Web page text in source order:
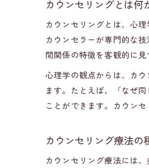
カウンセリングとは
カウンセリングとは、心
カウンセラーが専門的な
間関係の特徴を客観的に見
心理学の観点からは、カ
ます。たとえば、「なぜ
ことができます。カウン
カウンセリング療法
カウンセリング療法には